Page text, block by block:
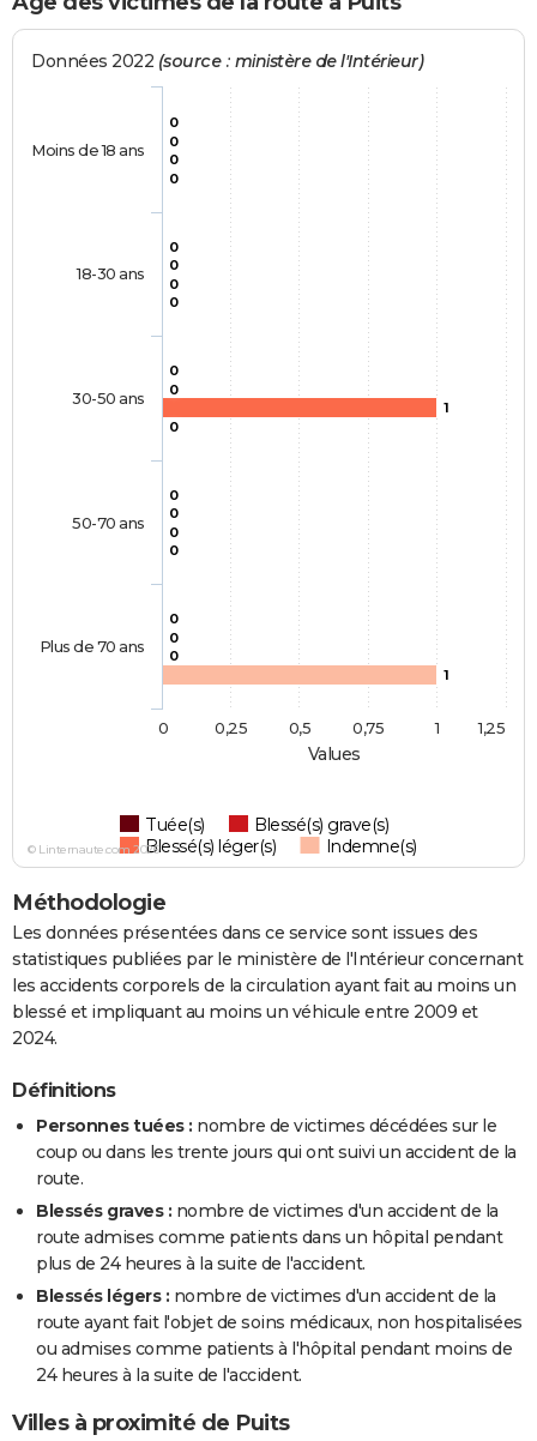
Values
Données 2022 (source : ministère de l'Intérieur)
0
0
0
0
0
0
0
0
0
0
0
0
1
0
0
0
0
0
0
1
Tuée(s)
Blessé(s) grave(s)
Blessé(s) léger(s)
Indemne(s)
Moins de 18 ans
18-30 ans
30-50 ans
50-70 ans
Plus de 70 ans
0 1
0,25 0,5 0,75 1,25
© Linternaute.com 2026
Méthodologie
Les données présentées dans ce service sont issues des
statistiques publiées par le ministère de l'Intérieur concernant
les accidents corporels de la circulation ayant fait au moins un
blessé et impliquant au moins un véhicule entre 2009 et
2024.
Définitions
Personnes tuées : nombre de victimes décédées sur le
coup ou dans les trente jours qui ont suivi un accident de la
route.
Blessés graves : nombre de victimes d'un accident de la
route admises comme patients dans un hôpital pendant
plus de 24 heures à la suite de l'accident.
Blessés légers : nombre de victimes d'un accident de la
route ayant fait l'objet de soins médicaux, non hospitalisées
ou admises comme patients à l'hôpital pendant moins de
24 heures à la suite de l'accident.
Villes à proximité de Puits